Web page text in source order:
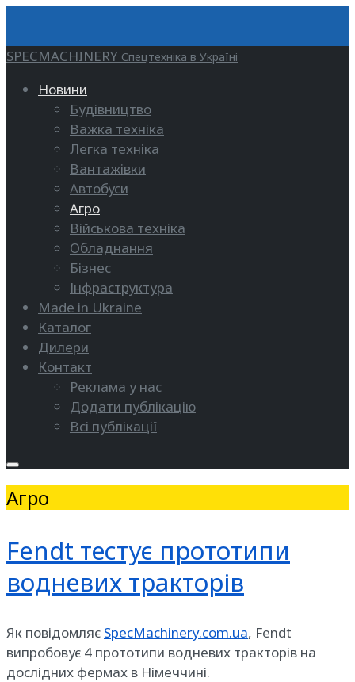
SPECMACHINERY Спецтехніка в Україні
Новини
Будівництво
Важка техніка
Легка техніка
Вантажівки
Автобуси
Агро
Військова техніка
Обладнання
Бізнес
Інфраструктура
Made in Ukraine
Каталог
Дилери
Контакт
Реклама у нас
Додати публікацію
Всі публікації
Агро
Fendt тестує прототипи
водневих тракторів
Як повідомляє SpecMachinery.com.ua, Fendt
випробовує 4 прототипи водневих тракторів на
дослідних фермах в Німеччині.